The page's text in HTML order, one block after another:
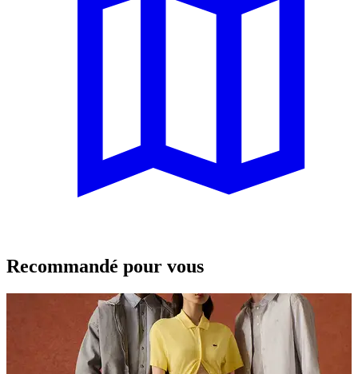
Recommandé pour vous